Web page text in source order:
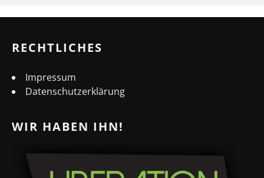
RECHTLICHES
Impressum
Datenschutzerklärung
WIR HABEN IHN!